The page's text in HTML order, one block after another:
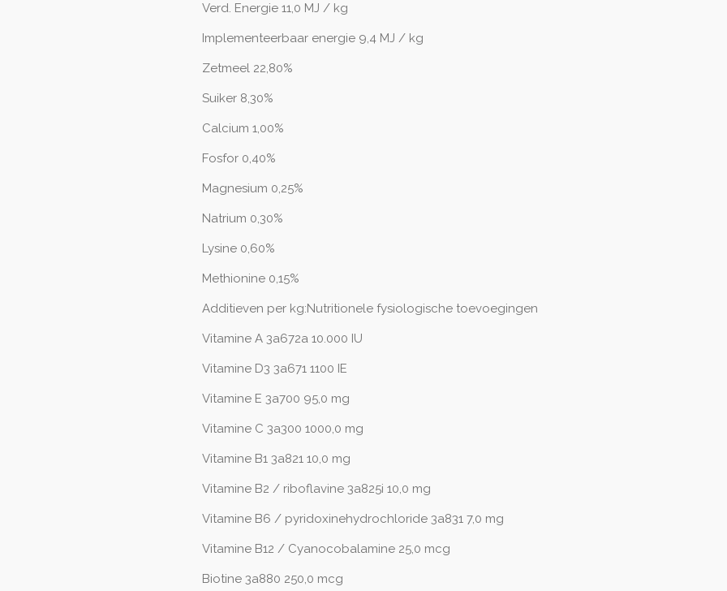
Verd. Energie 11,0 MJ / kg
Implementeerbaar energie 9,4 MJ / kg
Zetmeel 22,80%
Suiker 8,30%
Calcium 1,00%
Fosfor 0,40%
Magnesium 0,25%
Natrium 0,30%
Lysine 0,60%
Methionine 0,15%
Additieven per kg:Nutritionele fysiologische toevoegingen
Vitamine A 3a672a 10.000 IU
Vitamine D3 3a671 1100 IE
Vitamine E 3a700 95,0 mg
Vitamine C 3a300 1000,0 mg
Vitamine B1 3a821 10,0 mg
Vitamine B2 / riboflavine 3a825i 10,0 mg
Vitamine B6 / pyridoxinehydrochloride 3a831 7,0 mg
Vitamine B12 / Cyanocobalamine 25,0 mcg
Biotine 3a880 250,0 mcg